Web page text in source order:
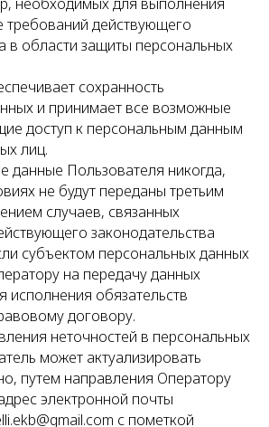
действующего
в области защиты персональных
сохранность
и принимает все возможные
доступ к персональным данным
лиц.
данные Пользователя никогда,
не будут переданы третьим
случаев, связанных
законодательства
субъектом персональных данных
на передачу данных
исполнения обязательств
договору.
неточностей в персональных
может актуализировать
путем направления Оператору
электронной почты
с пометкой